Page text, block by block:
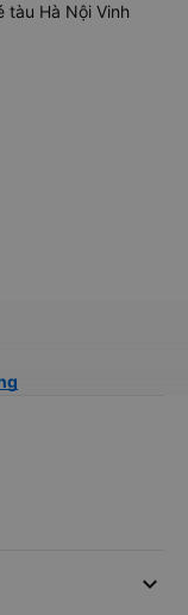
tàu Hà Nội Vinh
keyboard_arrow_down